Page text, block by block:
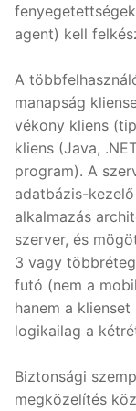
agent) kell
A
manapság
vékony kliens
kliens (Java,
program). A
adatbázis-
alkalmazás
szerver, és
3 vagy
futó (nem a
hanem a
logikailag a
Biztonsági
megközelítés